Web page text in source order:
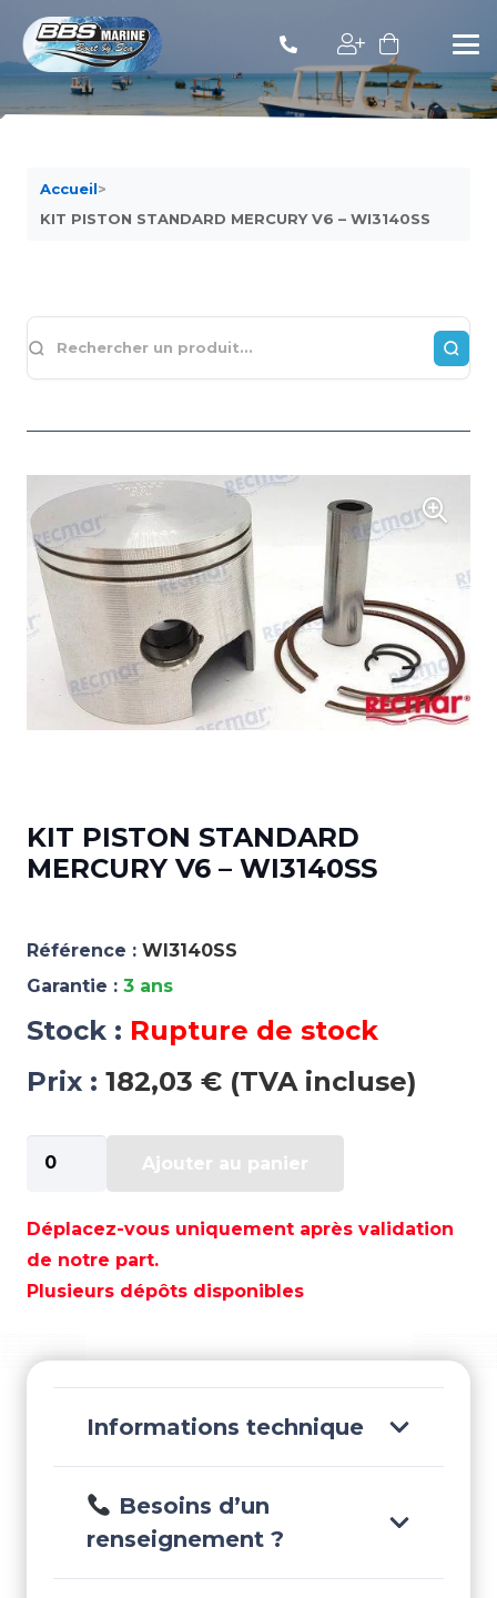
Accueil>
KIT PISTON STANDARD MERCURY V6 – WI3140SS
KIT PISTON STANDARD
MERCURY V6 – WI3140SS
Référence : WI3140SS
Garantie : 3 ans
Stock : Rupture de stock
Prix : 182,03 € (TVA incluse)
de
PISTON
STANDARD
MERCURY
WI3140SS
Ajouter au panier
Déplacez-vous uniquement après validation
de notre part.
Plusieurs dépôts disponibles
Informations technique
Besoins d’un
renseignement ?